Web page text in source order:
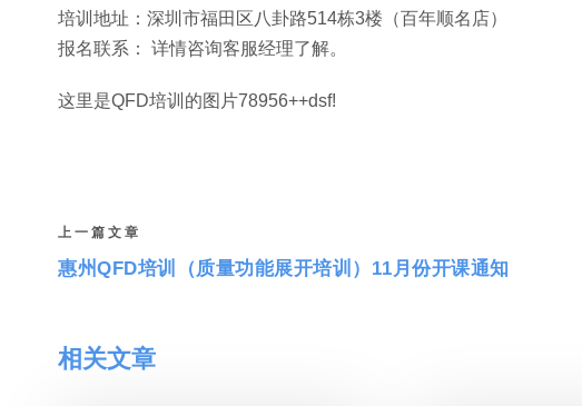
培训地址：深圳市福田区八卦路514栋3楼（百年顺名店）
报名联系： 详情咨询客服经理了解。
这里是QFD培训的图片78956++dsf!
上一篇文章
惠州QFD培训（质量功能展开培训）11月份开课通知
相关文章